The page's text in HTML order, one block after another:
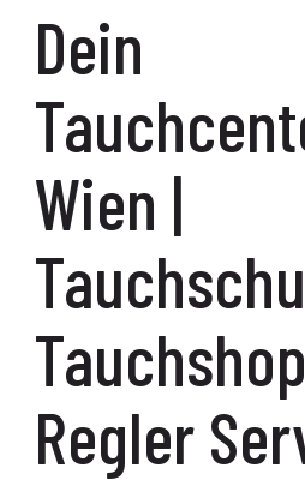
Dein
Wien |
Regler